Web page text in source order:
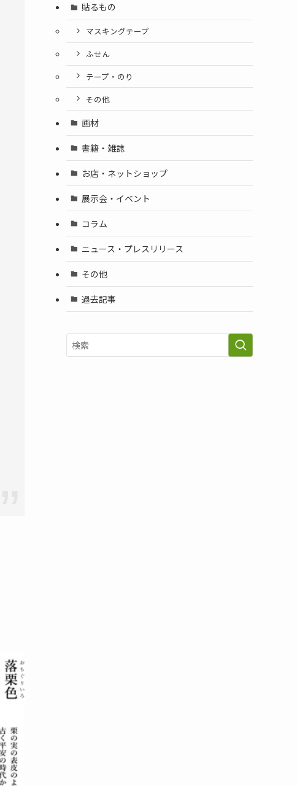
貼るもの
マスキングテープ
ふせん
テープ・のり
その他
画材
書籍・雑誌
お店・ネットショップ
展示会・イベント
コラム
ニュース・プレスリリース
その他
過去記事